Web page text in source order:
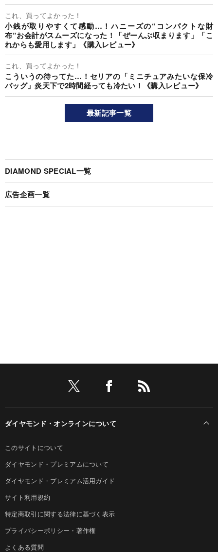
これ、買ってよかった！
小銭が取りやすくて感動…！ハニーズの“コンパクトな財
布”お会計がスムーズになった！「ぜーんぶ収まります」「こ
れからも愛用します」《購入レビュー》
これ、買ってよかった！
こういうの待ってた…！セリアの「ミニチュアみたいな保冷
バッグ」炎天下で2時間経っても冷たい！《購入レビュー》
最新記事一覧
DIAMOND SPECIAL一覧
広告企画一覧
ダイヤモンド・オンラインについて
このサイトについて
ダイヤモンド・プレミアムについて
ダイヤモンド・プレミアム活用ガイド
サイト利用規約
特定商取引に関する法律に基づく表示
プライバシーポリシー・著作権
よくある質問